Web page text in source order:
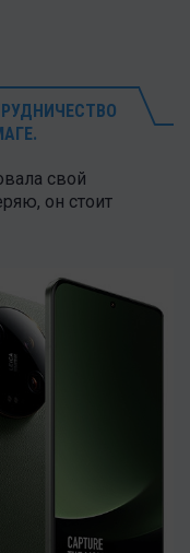
свой
он стоит